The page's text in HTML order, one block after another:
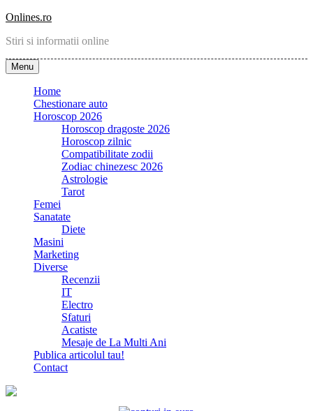
Skip
content
Onlines.ro
Stiri si informatii online
Menu
Home
Chestionare auto
Horoscop 2026
Horoscop dragoste 2026
Horoscop zilnic
Compatibilitate zodii
Zodiac chinezesc 2026
Astrologie
Tarot
Femei
Sanatate
Diete
Masini
Marketing
Diverse
Recenzii
IT
Electro
Sfaturi
Acatiste
Mesaje de La Multi Ani
Publica articolul tau!
Contact